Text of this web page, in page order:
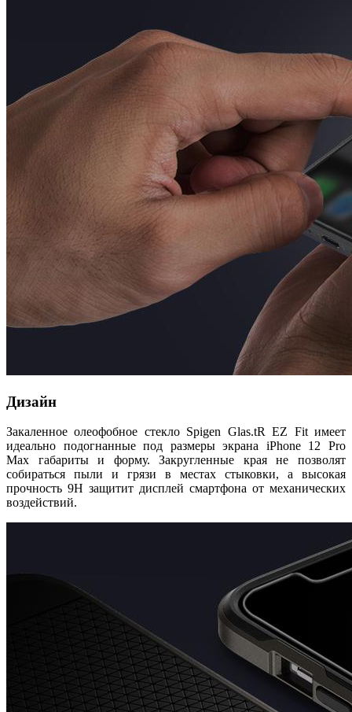
Дизайн
Закаленное олеофобное стекло Spigen Glas.tR EZ Fit имеет
идеально подогнанные под размеры экрана iPhone 12 Pro
Max габариты и форму. Закругленные края не позволят
собираться пыли и грязи в местах стыковки, а высокая
прочность 9H защитит дисплей смартфона от механических
воздействий.